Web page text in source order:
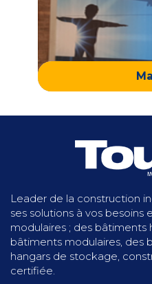
Leader de la construction
ses solutions à vos
modulaires ; des
bâtiments modulaires, des
hangars de stockage,
certifiée.